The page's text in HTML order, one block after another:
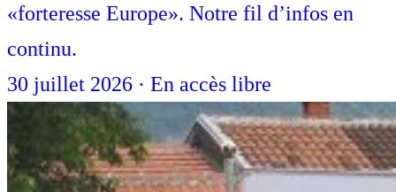
«forteresse Europe». Notre fil d’infos en
continu.
30 juillet 2026 · En accès libre